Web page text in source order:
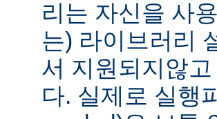
리는 자신을 사
는) 라이브러리
서 지원되지않
다. 실제로 실행